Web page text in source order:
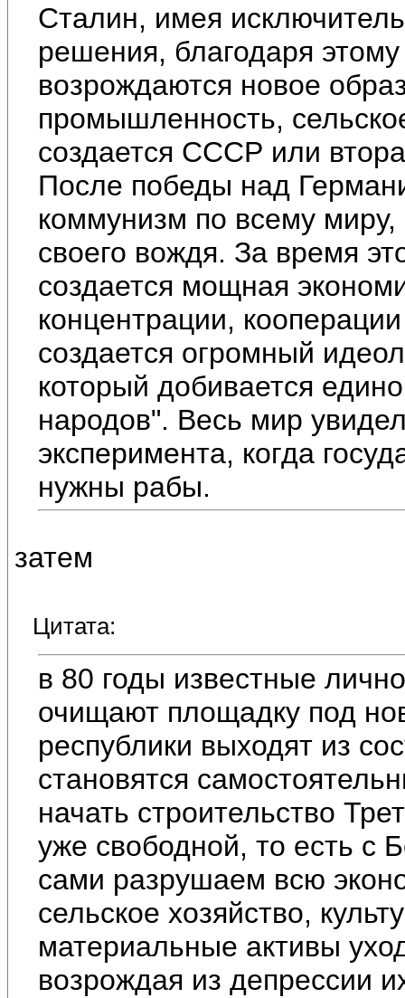
Сталин, имея
решения, благодаря
возрождаются новое
промышленность,
создается СССР или
После победы над
коммунизм по всему
своего вождя. За время
создается мощная
концентрации,
создается огромный
который добивается
народов". Весь мир
эксперимента, когда
нужны рабы.
затем
Цитата:
в 80 годы известные
очищают площадку под
республики выходят из
становятся
начать строительство
уже свободной, то есть с
сами разрушаем всю
сельское хозяйство,
материальные активы
возрождая из депрессии